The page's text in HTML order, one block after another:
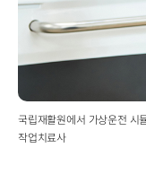
국립재활원에서 가상운전 시
작업치료사